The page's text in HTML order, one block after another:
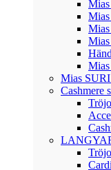
Mias
Mias
Cashmere